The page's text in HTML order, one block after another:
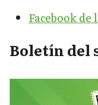
Facebook
Boletín del